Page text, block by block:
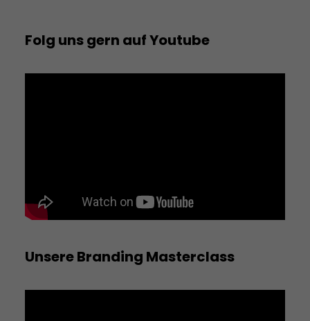
Folg uns gern auf Youtube
Unsere Branding Masterclass